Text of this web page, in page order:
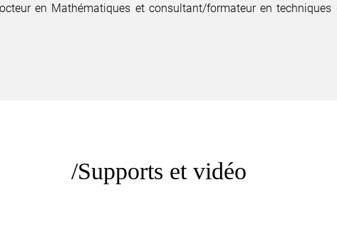
en Mathématiques et consultant/formateur en techniques
Supports et vidéo